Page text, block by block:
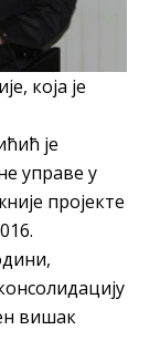
која је
је
управе у
пројекте
вишак